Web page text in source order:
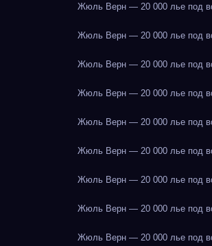
Жюль Верн — 20 000 лье под
Жюль Верн — 20 000 лье под
Жюль Верн — 20 000 лье под
Жюль Верн — 20 000 лье под
Жюль Верн — 20 000 лье под
Жюль Верн — 20 000 лье под
Жюль Верн — 20 000 лье под
Жюль Верн — 20 000 лье под
Жюль Верн — 20 000 лье под